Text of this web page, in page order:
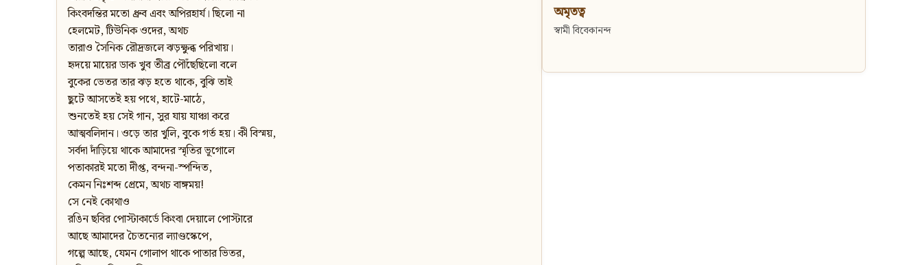
কিংবদন্তির মতো ধ্রুব এবং অপিরহার্য। ছিলো না
হেলমেট, টিউনিক ওদের, অথচ
তারাও সৈনিক রৌদ্রজলে ঝড়ক্ষুব্ধ পরিখায়।
হৃদয়ে মায়ের ডাক খুব তীব্র পৌঁছেছিলো বলে
বুকের ভেতর তার ঝড় হতে থাকে, বুঝি তাই
ছুটে আসতেই হয় পথে, হাটে-মাঠে,
শুনতেই হয় সেই গান, সুর যায় যাঞ্চা করে
আত্মবলিদান। ওড়ে তার খুলি, বুকে গর্ত হয়। কী বিস্ময়,
সর্বদা দাঁড়িয়ে থাকে আমাদের স্মৃতির ভূগোলে
পতাকারই মতো দীপ্ত, বন্দনা-স্পন্দিত,
কেমন নিঃশব্দ প্রেমে, অথচ বাঙ্গময়!
সে নেই কোথাও
রঙিন ছবির পোস্টাকার্ডে কিংবা দেয়ালে পোস্টারে
আছে আমাদের চৈতন্যের ল্যাণ্ডস্কেপে,
গল্পে আছে, যেমন গোলাপ থাকে পাতার ভিতর,
অমৃতত্ব
স্বামী বিবেকানন্দ